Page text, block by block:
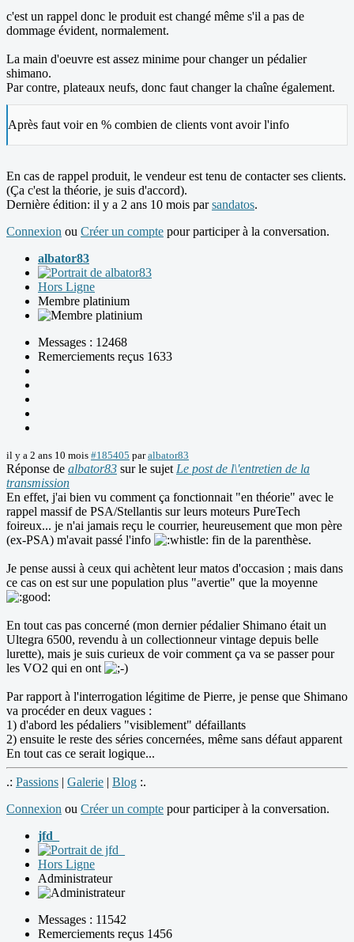
c'est un rappel donc le produit est changé même s'il a pas de
dommage évident, normalement.
La main d'oeuvre est assez minime pour changer un pédalier
shimano.
Par contre, plateaux neufs, donc faut changer la chaîne également.
Après faut voir en % combien de clients vont avoir l'info
En cas de rappel produit, le vendeur est tenu de contacter ses clients.
(Ça c'est la théorie, je suis d'accord).
Dernière édition: il y a 2 ans 10 mois parsandatos.
Connexion ou Créer un compte pour participer à la conversation.
albator83
Hors Ligne
Membre platinium
Messages : 12468
Remerciements reçus 1633
il y a 2 ans 10 mois #185405 paralbator83
Réponse de albator83 sur le sujet Le post de l\'entretien de la
transmission
En effet, j'ai bien vu comment ça fonctionnait "en théorie" avec le
rappel massif de PSA/Stellantis sur leurs moteurs PureTech
foireux... je n'ai jamais reçu le courrier, heureusement que mon père
(ex-PSA) m'avait passé l'info
fin de la parenthèse.
Je pense aussi à ceux qui achètent leur matos d'occasion ; mais dans
ce cas on est sur une population plus "avertie" que la moyenne
En tout cas pas concerné (mon dernier pédalier Shimano était un
Ultegra 6500, revendu à un collectionneur vintage depuis belle
lurette), mais je suis curieux de voir comment ça va se passer pour
les VO2 qui en ont
Par rapport à l'interrogation légitime de Pierre, je pense que Shimano
va procéder en deux vagues :
1) d'abord les pédaliers "visiblement" défaillants
2) ensuite le reste des séries concernées, même sans défaut apparent
En tout cas ce serait logique...
.: Passions | Galerie | Blog :.
Connexion ou Créer un compte pour participer à la conversation.
jfd_
Hors Ligne
Administrateur
Messages : 11542
Remerciements reçus 1456